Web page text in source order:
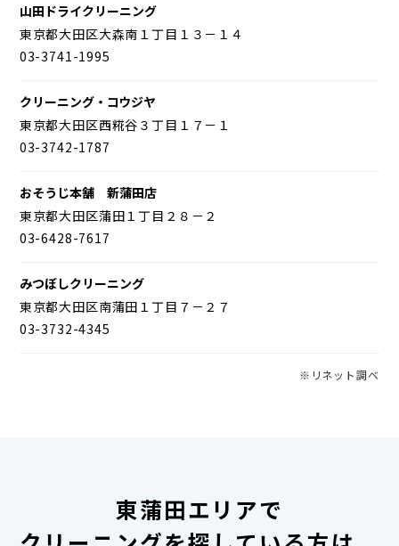
山田ドライクリーニング
東京都大田区大森南１丁目１３－１４
03-3741-1995
クリーニング・コウジヤ
東京都大田区西糀谷３丁目１７－１
03-3742-1787
おそうじ本舗 新蒲田店
東京都大田区蒲田１丁目２８－２
03-6428-7617
みつぼしクリーニング
東京都大田区南蒲田１丁目７－２７
03-3732-4345
※リネット調べ
東蒲田エリアで